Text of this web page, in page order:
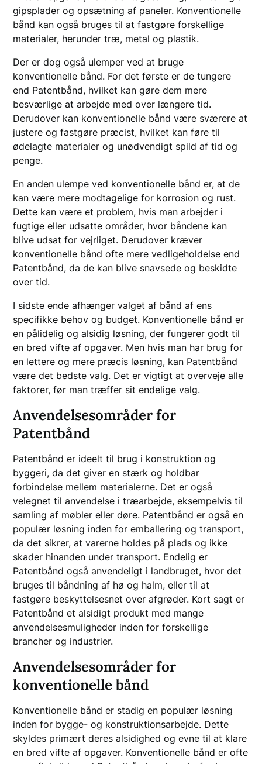
gipsplader og opsætning af paneler. Konventionelle
bånd kan også bruges til at fastgøre forskellige
materialer, herunder træ, metal og plastik.
Der er dog også ulemper ved at bruge
konventionelle bånd. For det første er de tungere
end Patentbånd, hvilket kan gøre dem mere
besværlige at arbejde med over længere tid.
Derudover kan konventionelle bånd være sværere at
justere og fastgøre præcist, hvilket kan føre til
ødelagte materialer og unødvendigt spild af tid og
penge.
En anden ulempe ved konventionelle bånd er, at de
kan være mere modtagelige for korrosion og rust.
Dette kan være et problem, hvis man arbejder i
fugtige eller udsatte områder, hvor båndene kan
blive udsat for vejrliget. Derudover kræver
konventionelle bånd ofte mere vedligeholdelse end
Patentbånd, da de kan blive snavsede og beskidte
over tid.
I sidste ende afhænger valget af bånd af ens
specifikke behov og budget. Konventionelle bånd er
en pålidelig og alsidig løsning, der fungerer godt til
en bred vifte af opgaver. Men hvis man har brug for
en lettere og mere præcis løsning, kan Patentbånd
være det bedste valg. Det er vigtigt at overveje alle
faktorer, før man træffer sit endelige valg.
Anvendelsesområder for
Patentbånd
Patentbånd er ideelt til brug i konstruktion og
byggeri, da det giver en stærk og holdbar
forbindelse mellem materialerne. Det er også
velegnet til anvendelse i træarbejde, eksempelvis til
samling af møbler eller døre. Patentbånd er også en
populær løsning inden for emballering og transport,
da det sikrer, at varerne holdes på plads og ikke
skader hinanden under transport. Endelig er
Patentbånd også anvendeligt i landbruget, hvor det
bruges til båndning af hø og halm, eller til at
fastgøre beskyttelsesnet over afgrøder. Kort sagt er
Patentbånd et alsidigt produkt med mange
anvendelsesmuligheder inden for forskellige
brancher og industrier.
Anvendelsesområder for
konventionelle bånd
Konventionelle bånd er stadig en populær løsning
inden for bygge- og konstruktionsarbejde. Dette
skyldes primært deres alsidighed og evne til at klare
en bred vifte af opgaver. Konventionelle bånd er ofte